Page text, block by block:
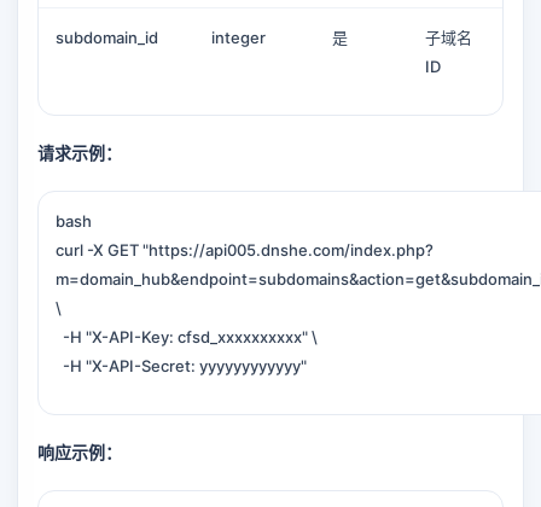
subdomain_id integer 是
子域名
ID
请求示例：
bash
curl -X GET "https://api005.dnshe.com/index.php?
\
-H "X-API-Key: cfsd_xxxxxxxxxx" \
-H "X-API-Secret: yyyyyyyyyyyy"
响应示例：